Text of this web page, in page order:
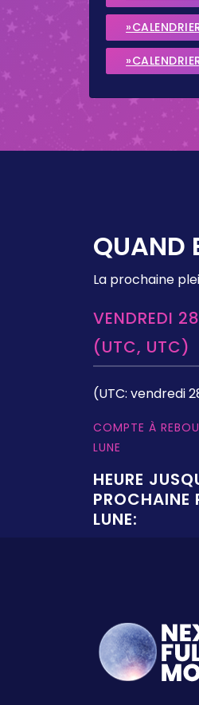
QUAND
La prochaine
VENDREDI
(UTC, UTC)
(UTC: vendredi
COMPTE À
LUNE
HEURE
PROCHAINE
LUNE: